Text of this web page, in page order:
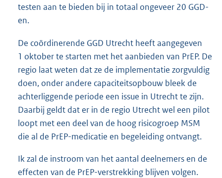
testen aan te bieden bij in totaal ongeveer 20 GGD-
en.
De coördinerende GGD Utrecht heeft aangegeven
1 oktober te starten met het aanbieden van PrEP. De
regio laat weten dat ze de implementatie zorgvuldig
doen, onder andere capaciteitsopbouw bleek de
achterliggende periode een issue in Utrecht te zijn.
Daarbij geldt dat er in de regio Utrecht wel een pilot
loopt met een deel van de hoog risicogroep MSM
die al de PrEP-medicatie en begeleiding ontvangt.
Ik zal de instroom van het aantal deelnemers en de
effecten van de PrEP-verstrekking blijven volgen.